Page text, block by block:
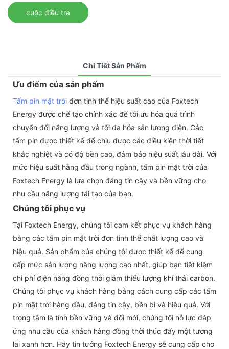
cuộc điều tra
Chi Tiết Sản Phẩm
Ưu điểm của sản phẩm
Tấm pin mặt trời đơn tinh thể hiệu suất cao của Foxtech
Energy được chế tạo chính xác để tối ưu hóa quá trình
chuyển đổi năng lượng và tối đa hóa sản lượng điện. Các
tấm pin được thiết kế để chịu được các điều kiện thời tiết
khắc nghiệt và có độ bền cao, đảm bảo hiệu suất lâu dài. Với
mức hiệu suất hàng đầu trong ngành, tấm pin mặt trời của
Foxtech Energy là lựa chọn đáng tin cậy và bền vững cho
nhu cầu năng lượng tái tạo của bạn.
Chúng tôi phục vụ
Tại Foxtech Energy, chúng tôi cam kết phục vụ khách hàng
bằng các tấm pin mặt trời đơn tinh thể chất lượng cao và
hiệu quả. Sản phẩm của chúng tôi được thiết kế để cung
cấp mức sản lượng năng lượng cao nhất, giúp bạn tiết kiệm
chi phí điện năng đồng thời giảm thiểu lượng khí thải carbon.
Chúng tôi phục vụ khách hàng bằng cách cung cấp các tấm
pin mặt trời hàng đầu, đáng tin cậy, bền bỉ và hiệu quả. Với
trọng tâm là tính bền vững và đổi mới, chúng tôi nỗ lực đáp
ứng nhu cầu của khách hàng đồng thời thúc đẩy một tương
lai xanh hơn. Hãy tin tưởng Foxtech Energy sẽ cung cấp cho